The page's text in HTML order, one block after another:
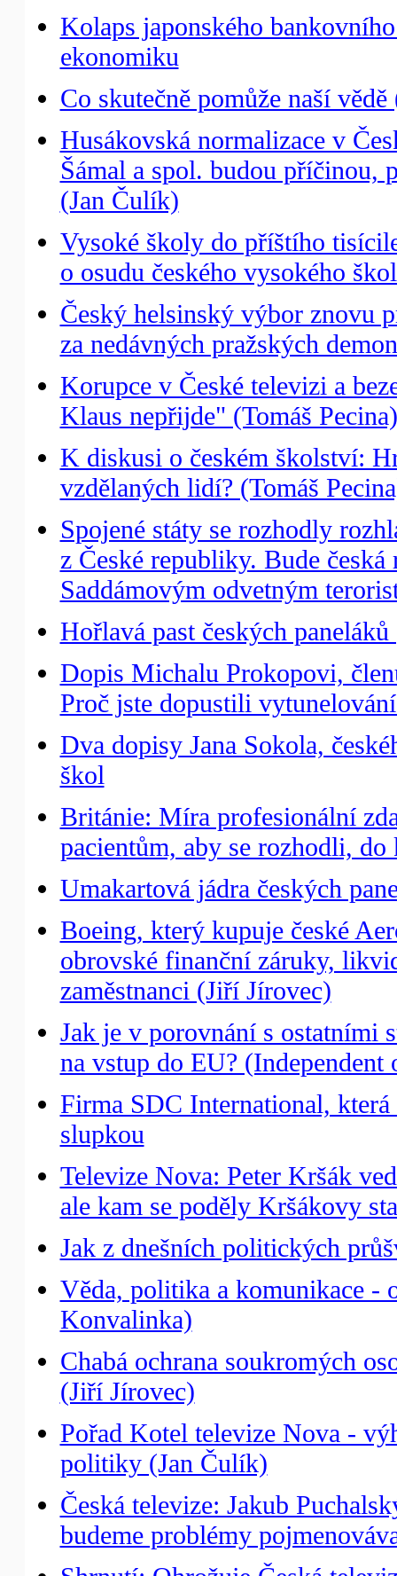
Kolaps japonského
ekonomiku
Co skutečně pomůže naší
Husákovská normalizace v
Šámal a spol. budou příčinou,
(Jan Čulík)
Vysoké školy do příštího
o osudu českého vysokého
Český helsinský výbor znovu
za nedávných pražských
Korupce v České televizi a
Klaus nepřijde" (Tomáš Pecina)
K diskusi o českém školství:
vzdělaných lidí? (Tomáš
Spojené státy se rozhodly
z České republiky. Bude
Saddámovým odvetným
Hořlavá past českých
Dopis Michalu Prokopovi,
Proč jste dopustili
Dva dopisy Jana Sokola,
škol
Británie: Míra profesionální
pacientům, aby se rozhodli,
Umakartová jádra českých
Boeing, který kupuje české
obrovské finanční záruky,
zaměstnanci (Jiří Jírovec)
Jak je v porovnání s ostatními
na vstup do EU? (Independent
Firma SDC International,
slupkou
Televize Nova: Peter Kršák
ale kam se poděly Kršákovy
Jak z dnešních politických
Věda, politika a komunikace -
Konvalinka)
Chabá ochrana soukromých
(Jiří Jírovec)
Pořad Kotel televize Nova -
politiky (Jan Čulík)
Česká televize: Jakub
budeme problémy